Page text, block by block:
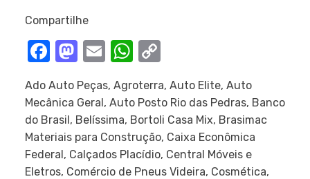
Compartilhe
Facebook
Mastodon
EmailWhatsApp
Ado Auto Peças, Agroterra, Auto Elite, Auto
Mecânica Geral, Auto Posto Rio das Pedras, Banco
do Brasil, Belíssima, Bortoli Casa Mix, Brasimac
Materiais para Construção, Caixa Econômica
Federal, Calçados Placídio, Central Móveis e
Eletros, Comércio de Pneus Videira, Cosmética,